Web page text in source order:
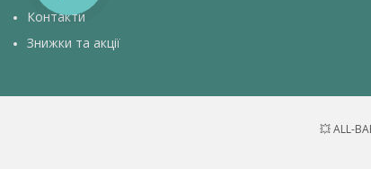
Контакти
Знижки та акції